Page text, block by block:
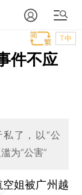
T中
件不应
了，以“公
为“公害”
姐被广州越